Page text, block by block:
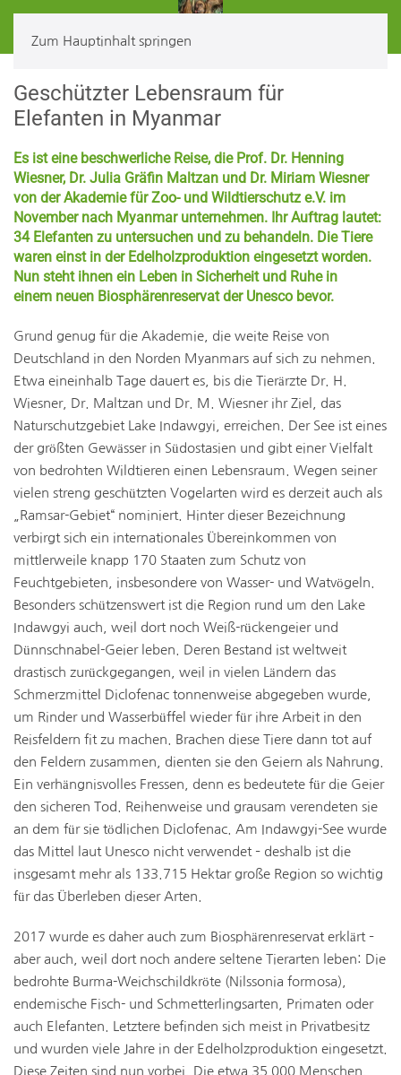
Zum Hauptinhalt springen
Geschützter Lebensraum für
Elefanten in Myanmar
Es ist eine beschwerliche Reise, die Prof. Dr. Henning
Wiesner, Dr. Julia Gräfin Maltzan und Dr. Miriam Wiesner
von der Akademie für Zoo- und Wildtierschutz e.V. im
November nach Myanmar unternehmen. Ihr Auftrag lautet:
34 Elefanten zu untersuchen und zu behandeln. Die Tiere
waren einst in der Edelholzproduktion eingesetzt worden.
Nun steht ihnen ein Leben in Sicherheit und Ruhe in
einem neuen Biosphärenreservat der Unesco bevor.
Grund genug für die Akademie, die weite Reise von
Deutschland in den Norden Myanmars auf sich zu nehmen.
Etwa eineinhalb Tage dauert es, bis die Tierärzte Dr. H.
Wiesner, Dr. Maltzan und Dr. M. Wiesner ihr Ziel, das
Naturschutzgebiet Lake Indawgyi, erreichen. Der See ist eines
der größten Gewässer in Südostasien und gibt einer Vielfalt
von bedrohten Wildtieren einen Lebensraum. Wegen seiner
vielen streng geschützten Vogelarten wird es derzeit auch als
„Ramsar-Gebiet“ nominiert. Hinter dieser Bezeichnung
verbirgt sich ein internationales Übereinkommen von
mittlerweile knapp 170 Staaten zum Schutz von
Feuchtgebieten, insbesondere von Wasser- und Watvögeln.
Besonders schützenswert ist die Region rund um den Lake
Indawgyi auch, weil dort noch Weiß-rückengeier und
Dünnschnabel-Geier leben. Deren Bestand ist weltweit
drastisch zurückgegangen, weil in vielen Ländern das
Schmerzmittel Diclofenac tonnenweise abgegeben wurde,
um Rinder und Wasserbüffel wieder für ihre Arbeit in den
Reisfeldern fit zu machen. Brachen diese Tiere dann tot auf
den Feldern zusammen, dienten sie den Geiern als Nahrung.
Ein verhängnisvolles Fressen, denn es bedeutete für die Geier
den sicheren Tod. Reihenweise und grausam verendeten sie
an dem für sie tödlichen Diclofenac. Am Indawgyi-See wurde
das Mittel laut Unesco nicht verwendet – deshalb ist die
insgesamt mehr als 133.715 Hektar große Region so wichtig
für das Überleben dieser Arten.
2017 wurde es daher auch zum Biosphärenreservat erklärt –
aber auch, weil dort noch andere seltene Tierarten leben: Die
bedrohte Burma-Weichschildkröte (Nilssonia formosa),
endemische Fisch- und Schmetterlingsarten, Primaten oder
auch Elefanten. Letztere befinden sich meist in Privatbesitz
und wurden viele Jahre in der Edelholzproduktion eingesetzt.
Diese Zeiten sind nun vorbei. Die etwa 35 000 Menschen,